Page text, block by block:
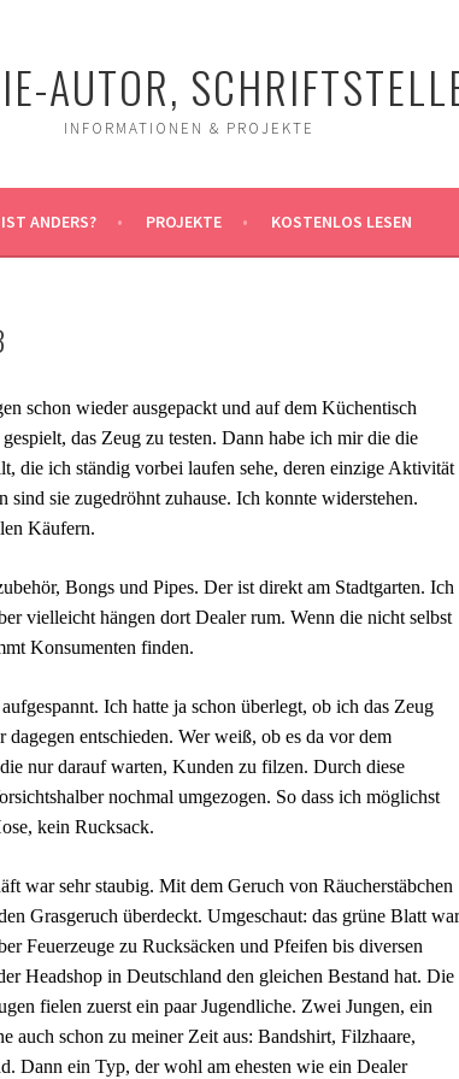
AUTOR,
INFORMATIONEN & PROJEKTE
ANDERS? PROJEKTE KOSTENLOS LESEN
schon wieder ausgepackt und auf dem Küchentisch
das Zeug zu testen. Dann habe ich mir die die
die ich ständig vorbei laufen sehe, deren einzige Aktivität
sind sie zugedröhnt zuhause. Ich konnte widerstehen.
Käufern.
Bongs und Pipes. Der ist direkt am Stadtgarten. Ich
vielleicht hängen dort Dealer rum. Wenn die nicht selbst
Konsumenten finden.
Ich hatte ja schon überlegt, ob ich das Zeug
entschieden. Wer weiß, ob es da vor dem
nur darauf warten, Kunden zu filzen. Durch diese
nochmal umgezogen. So dass ich möglichst
kein Rucksack.
war sehr staubig. Mit dem Geruch von Räucherstäbchen
Grasgeruch überdeckt. Umgeschaut: das grüne Blatt war
Feuerzeuge zu Rucksäcken und Pfeifen bis diversen
Headshop in Deutschland den gleichen Bestand hat. Die
fielen zuerst ein paar Jugendliche. Zwei Jungen, ein
auch schon zu meiner Zeit aus: Bandshirt, Filzhaare,
Dann ein Typ, der wohl am ehesten wie ein Dealer